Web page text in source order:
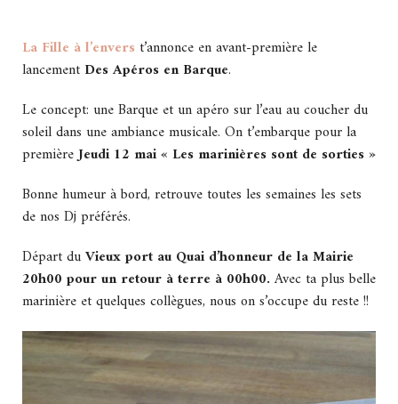
La Fille à l’envers t’annonce en avant-première le
lancement Des Apéros en Barque.
Le concept: une Barque et un apéro sur l’eau au coucher du
soleil dans une ambiance musicale. On t’embarque pour la
premièreJeudi 12 mai« Les marinières sont de sorties »
Bonne humeur à bord, retrouve toutes les semaines les sets
de nos Dj préférés.
Départ duVieux port au Quai d’honneur de la Mairie
20h00 pour un retour à terre à 00h00. Avec ta plus belle
marinière et quelques collègues, nous on s’occupe du reste !!